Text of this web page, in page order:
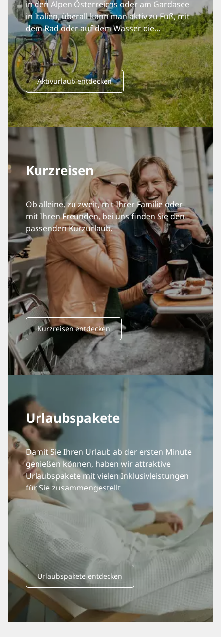
in den Alpen Österreichs oder am Gardasee
in Italien, überall kann man aktiv zu Fuß, mit
dem Rad oder auf dem Wasser die
Urlaubsregion entdecken.
Aktivurlaub entdecken
Kurzreisen
Ob alleine, zu zweit, mit Ihrer Familie oder
mit Ihren Freunden, bei uns finden Sie den
passenden Kurzurlaub.
Kurzreisen entdecken
Urlaubspakete
Damit Sie Ihren Urlaub ab der ersten Minute
genießen können, haben wir attraktive
Urlaubspakete mit vielen Inklusivleistungen
für Sie zusammengestellt.
Urlaubspakete entdecken